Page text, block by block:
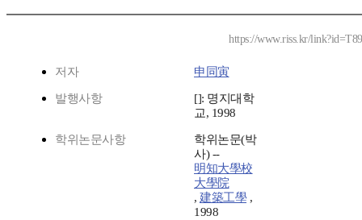
https://www.riss.kr/
저자 申同寅
발행사항
[]: 명지대학
교, 1998
학위논문사항
학위논문(박
사) --
明知大學校
大學院
, 建築工學,
1998